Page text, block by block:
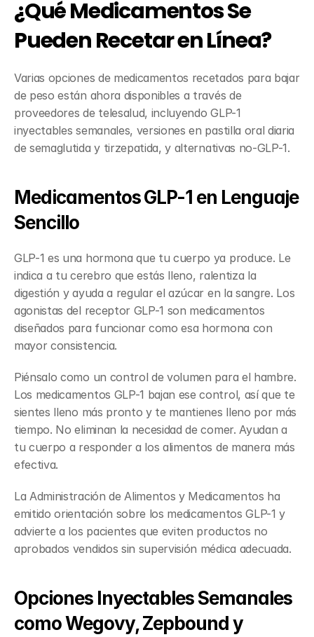
¿Qué Medicamentos Se
Pueden Recetar en Línea?
Varias opciones de medicamentos recetados para bajar
de peso están ahora disponibles a través de
proveedores de telesalud, incluyendo GLP-1
inyectables semanales, versiones en pastilla oral diaria
de semaglutida y tirzepatida, y alternativas no-GLP-1.
Medicamentos GLP-1 en Lenguaje
Sencillo
GLP-1 es una hormona que tu cuerpo ya produce. Le
indica a tu cerebro que estás lleno, ralentiza la
digestión y ayuda a regular el azúcar en la sangre. Los
agonistas del receptor GLP-1 son medicamentos
diseñados para funcionar como esa hormona con
mayor consistencia.
Piénsalo como un control de volumen para el hambre.
Los medicamentos GLP-1 bajan ese control, así que te
sientes lleno más pronto y te mantienes lleno por más
tiempo. No eliminan la necesidad de comer. Ayudan a
tu cuerpo a responder a los alimentos de manera más
efectiva.
La Administración de Alimentos y Medicamentos ha
emitido orientación sobre los medicamentos GLP-1 y
advierte a los pacientes que eviten productos no
aprobados vendidos sin supervisión médica adecuada.
Opciones Inyectables Semanales
como Wegovy, Zepbound y